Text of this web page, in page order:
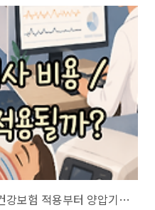
은 양압기는 직접 구입하는 것
르다는 것입니다건강보험 급
하지 않고 일정한 기준에 따라
, 산소를 넣어주는 기계일까?
릅니다수면무호흡증은 잠을
수면다원검사 비용 얼마일까? 건강보험 적용부터 양압기까지